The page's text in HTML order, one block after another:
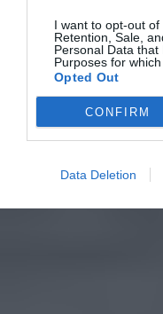
I want to opt-out of
Retention, Sale,
Personal Data
Purposes for
Opted Out
CONFIRM
Data Deletion